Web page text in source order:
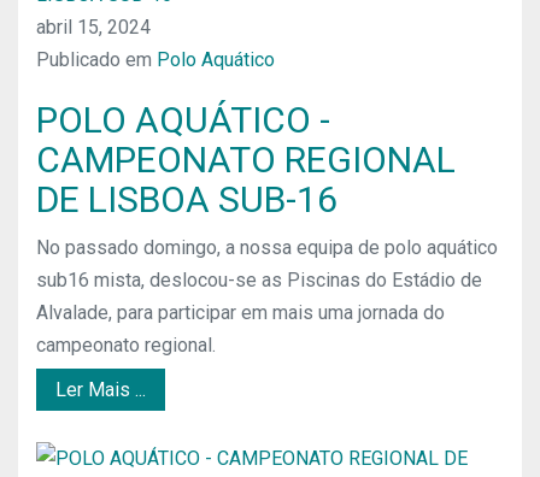
abril 15, 2024
Publicado em Polo Aquático
POLO AQUÁTICO -
CAMPEONATO REGIONAL
DE LISBOA SUB-16
No passado domingo, a nossa equipa de polo aquático
sub16 mista, deslocou-se as Piscinas do Estádio de
Alvalade, para participar em mais uma jornada do
campeonato regional.
Ler Mais ...